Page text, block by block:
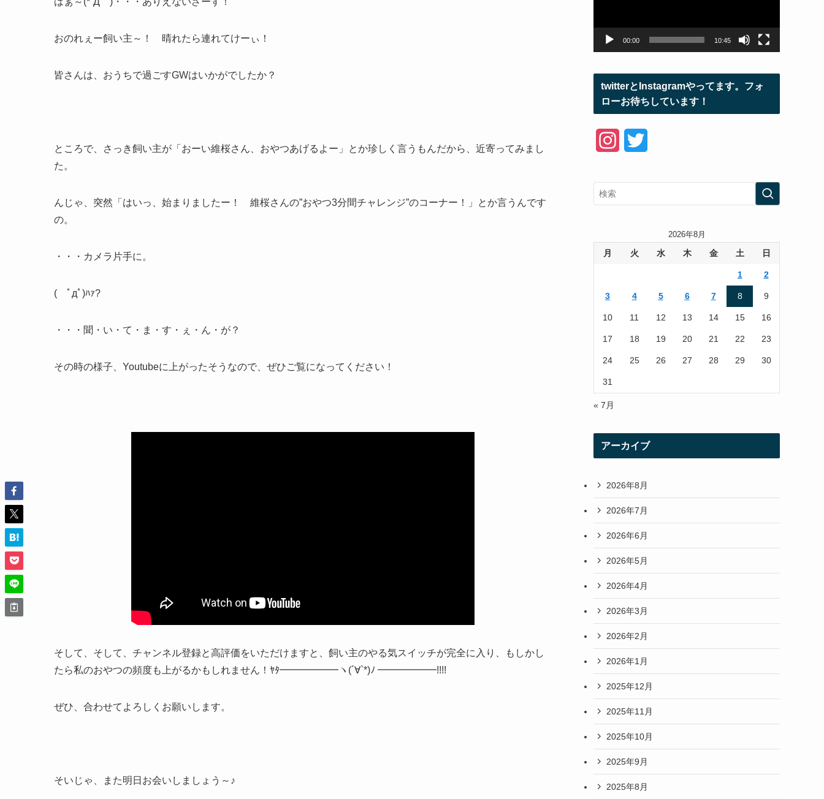
おのれぇー飼い主～！ 晴れたら連れてけーぃ！
皆さんは、おうちで過ごすGWはいかがでしたか？
ところで、さっき飼い主が「おーい維桜さん、おやつあげるよー」とか珍しく言うもんだから、近寄ってみまし
た。
んじゃ、突然「はいっ、始まりましたー！ 維桜さんの”おやつ3分間チャレンジ”のコーナー！」とか言うんです
の。
・・・カメラ片手に。
( ﾟдﾟ)ﾊｧ?
・・・聞・い・て・ま・す・ぇ・ん・が？
その時の様子、Youtubeに上がったそうなので、ぜひご覧になってください！
そして、そして、チャンネル登録と高評価をいただけますと、飼い主のやる気スイッチが完全に入り、もしかし
たら私のおやつの頻度も上がるかもしれません！ﾔﾀ━━━━━━ヽ(´∀`*)ﾉ ━━━━━━!!!!
ぜひ、合わせてよろしくお願いします。
そいじゃ、また明日お会いしましょう～♪
00:00 10:45
twitterとInstagramやってます。フォ
ローお待ちしています！
2026年8月
月 火 水 木 金 土 日
1 2
3 4 5 6 7 8 9
10 11 12 13 14 15 16
17 18 19 20 21 22 23
24 25 26 27 28 29 30
31
« 7月
アーカイブ
2026年8月
2026年7月
2026年6月
2026年5月
2026年4月
2026年3月
2026年2月
2026年1月
2025年12月
2025年11月
2025年10月
2025年9月
2025年8月